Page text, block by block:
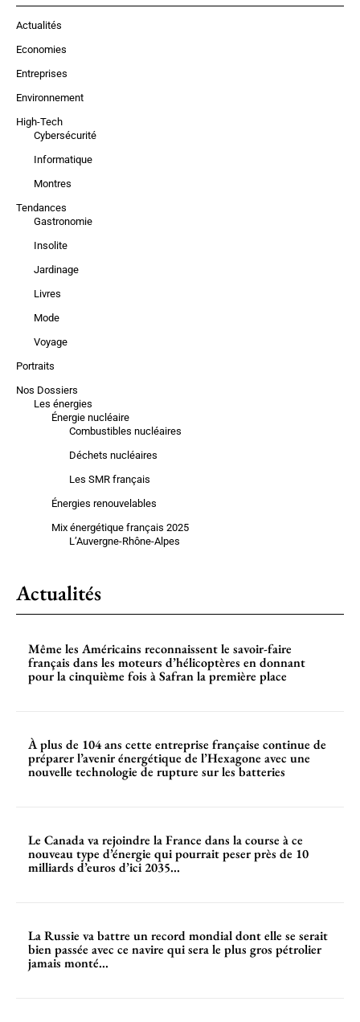
Actualités
Economies
Entreprises
Environnement
High-Tech
Cybersécurité
Informatique
Montres
Tendances
Gastronomie
Insolite
Jardinage
Livres
Mode
Voyage
Portraits
Nos Dossiers
Les énergies
Énergie nucléaire
Combustibles nucléaires
Déchets nucléaires
Les SMR français
Énergies renouvelables
Mix énergétique français 2025
L’Auvergne-Rhône-Alpes
Actualités
Même les Américains reconnaissent le savoir-faire
français dans les moteurs d’hélicoptères en donnant
pour la cinquième fois à Safran la première place
À plus de 104 ans cette entreprise française continue de
préparer l’avenir énergétique de l’Hexagone avec une
nouvelle technologie de rupture sur les batteries
Le Canada va rejoindre la France dans la course à ce
nouveau type d’énergie qui pourrait peser près de 10
milliards d’euros d’ici 2035...
La Russie va battre un record mondial dont elle se serait
bien passée avec ce navire qui sera le plus gros pétrolier
jamais monté...